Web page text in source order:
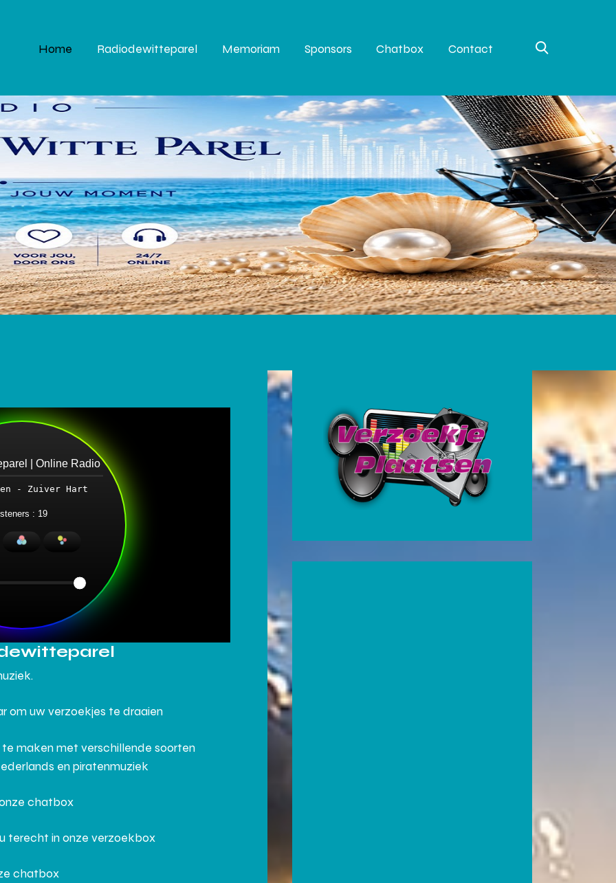
Home Radiodewitteparel Memoriam Sponsors Chatbox Contact
om uw verzoekjes te draaien
maken met verschillende soorten
en piratenmuziek
chatbox
terecht in onze verzoekbox
chatbox